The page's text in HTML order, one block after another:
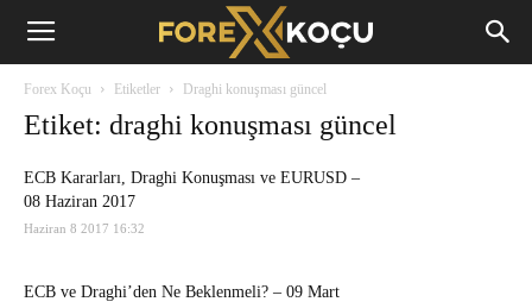
Forex
Forex Koçu Etiketler Draghi konuşması güncel
Etiket: draghi konuşması güncel
ECB Kararları, Draghi Konuşması ve EURUSD –
08 Haziran 2017
Haziran 8 2017 16:32
ECB ve Draghi’den Ne Beklenmeli? – 09 Mart